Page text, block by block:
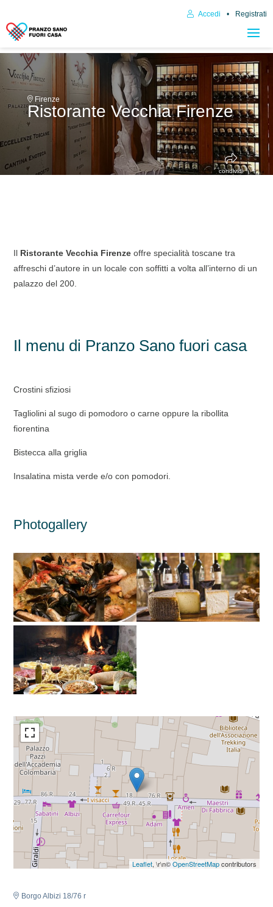
Accedi Registrati
Firenze
Ristorante Vecchia Firenze
condividi
Il Ristorante Vecchia Firenze offre specialità toscane tra
affreschi d’autore in un locale con soffitti a volta all’interno di un
palazzo del 200.
Il menu di Pranzo Sano fuori casa
Crostini sfiziosi
Tagliolini al sugo di pomodoro o carne oppure la ribollita
fiorentina
Bistecca alla griglia
Insalatina mista verde e/o con pomodori.
Photogallery
Leaflet, \r\n©OpenStreetMapcontributors
Borgo Albizi 18/76 r